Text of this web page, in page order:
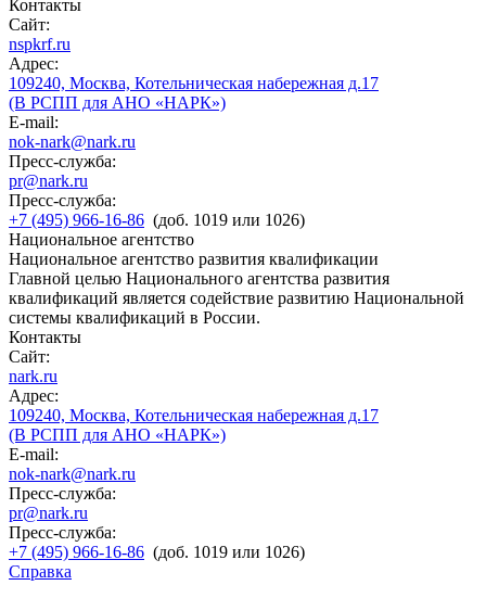
Контакты
Сайт:
nspkrf.ru
Адрес:
109240, Москва, Котельническая набережная д.17
(В РСПП для АНО «НАРК»)
E-mail:
nok-nark@nark.ru
Пресс-служба:
pr@nark.ru
Пресс-служба:
+7 (495) 966-16-86 (доб. 1019 или 1026)
Национальное агентство
Национальное агентство развития квалификации
Главной целью Национального агентства развития
квалификаций является содействие развитию Национальной
системы квалификаций в России.
Контакты
Сайт:
nark.ru
Адрес:
109240, Москва, Котельническая набережная д.17
(В РСПП для АНО «НАРК»)
E-mail:
nok-nark@nark.ru
Пресс-служба:
pr@nark.ru
Пресс-служба:
+7 (495) 966-16-86 (доб. 1019 или 1026)
Справка